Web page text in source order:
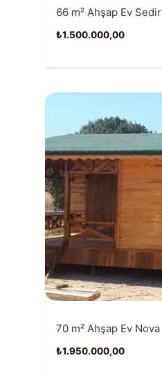
66 m² Ahşap Ev
₺1.500.000,00
70 m² Ahşap Ev Nova
₺1.950.000,00